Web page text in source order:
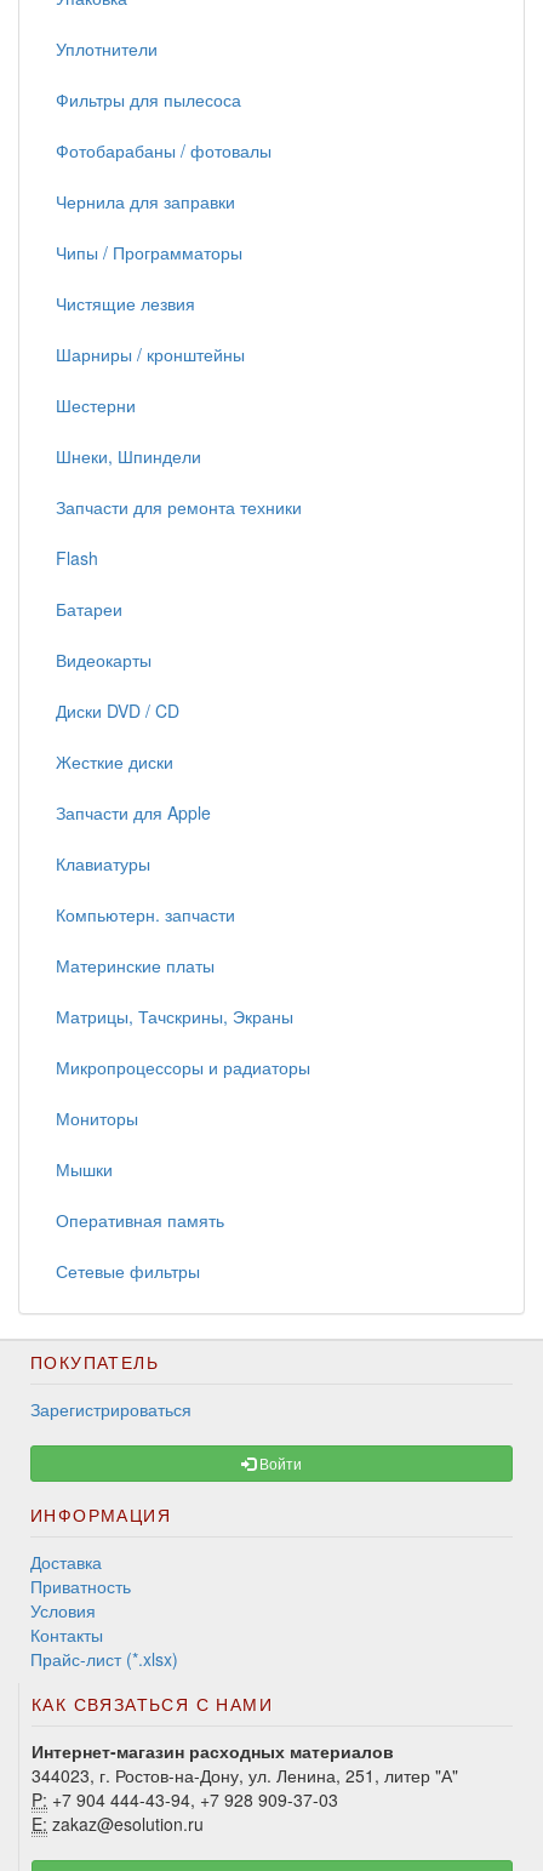
Уплотнители
Фильтры для пылесоса
Фотобарабаны / фотовалы
Чернила для заправки
Чипы / Программаторы
Чистящие лезвия
Шарниры / кронштейны
Шестерни
Шнеки, Шпиндели
Запчасти для ремонта техники
Flash
Батареи
Видеокарты
Диски DVD / CD
Жесткие диски
Запчасти для Apple
Клавиатуры
Компьютерн. запчасти
Материнские платы
Матрицы, Тачскрины, Экраны
Микропроцессоры и радиаторы
Мониторы
Мышки
Оперативная память
Сетевые фильтры
ПОКУПАТЕЛЬ
Зарегистрироваться
Войти
ИНФОРМАЦИЯ
Доставка
Приватность
Условия
Контакты
Прайс-лист (*.xlsx)
КАК СВЯЗАТЬСЯ С НАМИ
Интернет-магазин расходных материалов
344023, г. Ростов-на-Дону, ул. Ленина, 251, литер "А"
P: +7 904 444-43-94, +7 928 909-37-03
E: zakaz@esolution.ru